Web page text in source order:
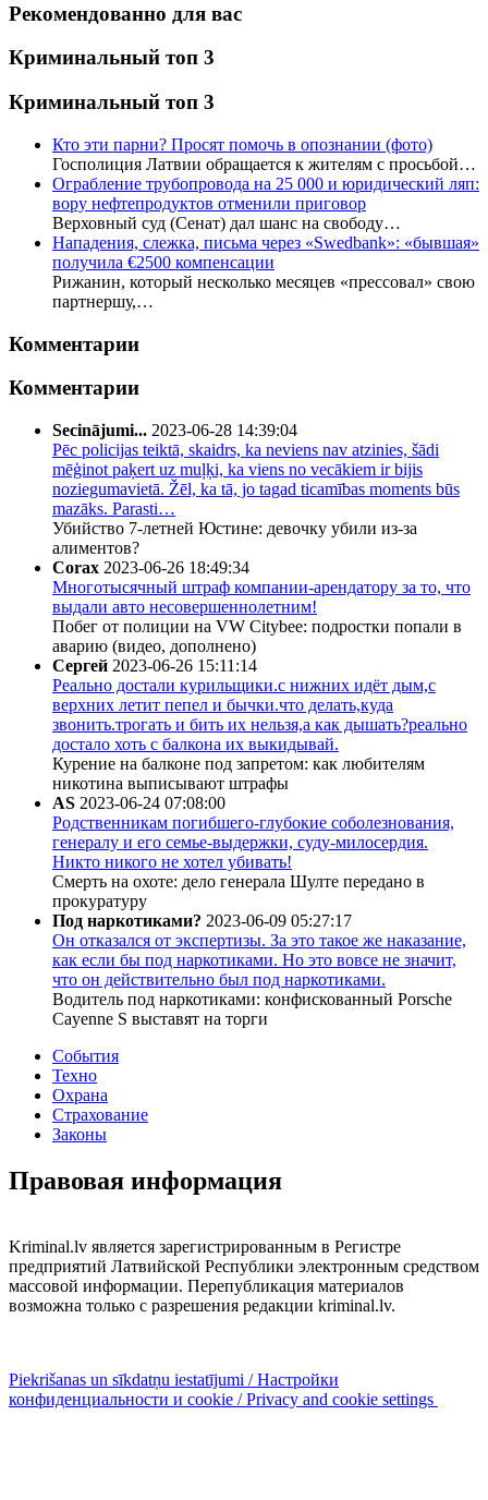
Рекомендованно для вас
Криминальный топ 3
Криминальный топ 3
Кто эти парни? Просят помочь в опознании (фото)
Госполиция Латвии обращается к жителям с просьбой…
Ограбление трубопровода на 25 000 и юридический ляп:
вору нефтепродуктов отменили приговор
Верховный суд (Сенат) дал шанс на свободу…
Нападения, слежка, письма через «Swedbank»: «бывшая»
получила €2500 компенсации
Рижанин, который несколько месяцев «прессовал» свою
партнершу,…
Комментарии
Комментарии
Secinājumi... 2023-06-28 14:39:04
Pēc policijas teiktā, skaidrs, ka neviens nav atzinies, šādi
mēģinot paķert uz muļķi, ka viens no vecākiem ir bijis
noziegumavietā. Žēl, ka tā, jo tagad ticamības moments būs
mazāks. Parasti…
Убийство 7-летней Юстине: девочку убили из-за
алиментов?
Corax 2023-06-26 18:49:34
Многотысячный штраф компании-арендатору за то, что
выдали авто несовершеннолетним!
Побег от полиции на VW Citybee: подростки попали в
аварию (видео, дополнено)
Сергей 2023-06-26 15:11:14
Реально достали курильщики.с нижних идёт дым,с
верхних летит пепел и бычки.что делать,куда
звонить.трогать и бить их нельзя,а как дышать?реально
достало хоть с балкона их выкидывай.
Курение на балконе под запретом: как любителям
никотина выписывают штрафы
AS 2023-06-24 07:08:00
Родственникам погибшего-глубокие соболезнования,
генералу и его семье-выдержки, суду-милосердия.
Никто никого не хотел убивать!
Смерть на охоте: дело генерала Шулте передано в
прокуратуру
Под наркотиками? 2023-06-09 05:27:17
Он отказался от экспертизы. За это такое же наказание,
как если бы под наркотиками. Но это вовсе не значит,
что он действительно был под наркотиками.
Водитель под наркотиками: конфискованный Porsche
Cayenne S выставят на торги
События
Техно
Охрана
Страхование
Законы
Правовая информация
Kriminal.lv является зарегистрированным в Регистре
предприятий Латвийской Республики электронным средством
массовой информации. Перепубликация материалов
возможна только с разрешения редакции kriminal.lv.
Piekrišanas un sīkdatņu iestatījumi / Настройки
конфиденциальности и cookie / Privacy and cookie settings